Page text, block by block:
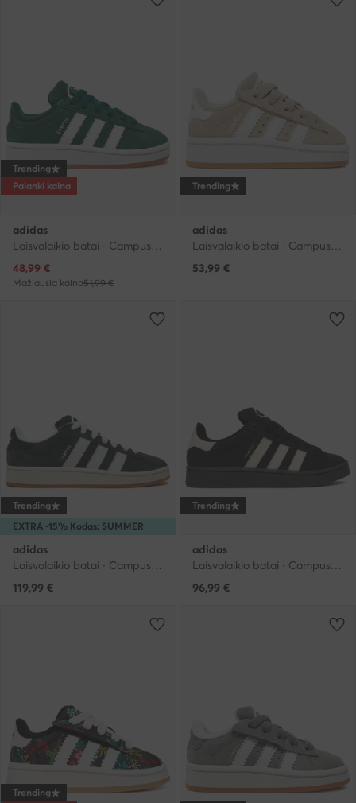
Trending
Palanki kaina
adidas
Laisvalaikio batai · Campus · Žalia
Dabartinė kaina
48,99 €
Mažiausia kaina51,99 €
Trending
adidas
Laisvalaikio batai · Campus · Smėlio
53,99 €
EXTRA -15% Kodas: SUMMER
Trending
adidas
Laisvalaikio batai · Campus · Juoda
119,99 €
Trending
adidas
Laisvalaikio batai · Campus · Juoda
96,99 €
Trending